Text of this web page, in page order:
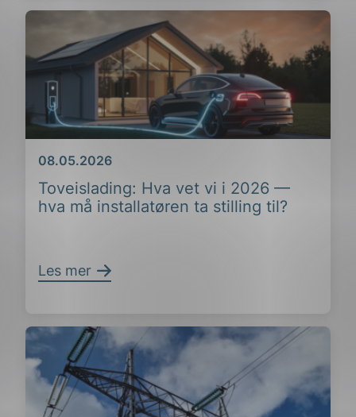
Toveislading: Hva vet vi i 2026 —
hva må installatøren ta stilling til?
Dato
08.05.2026
Les mer